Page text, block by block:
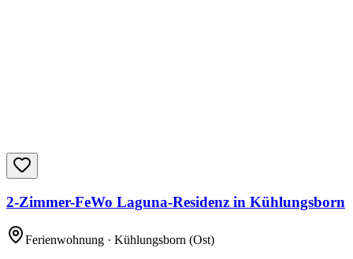
2-Zimmer-FeWo Laguna-Residenz in Kühlungsborn
Ferienwohnung · Kühlungsborn (Ost)